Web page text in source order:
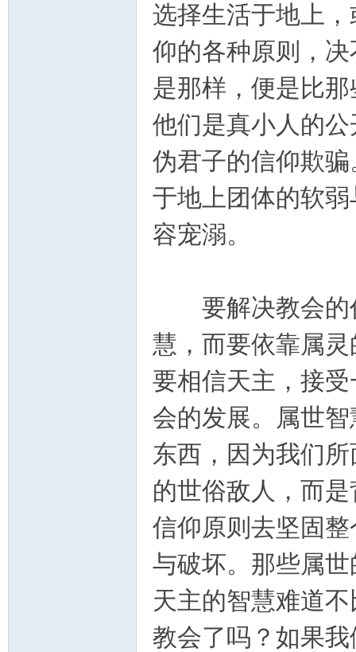
选择生活于地上
仰的各种原则，
是那样，便是比
他们是真小人的
伪君子的信仰欺
于地上团体的软
容宠溺。
要解决教会的
慧，而要依靠属
要相信天主，接
会的发展。属世
东西，因为我们
的世俗敌人，而
信仰原则去坚固
与破坏。那些属
天主的智慧难道
教会了吗？如果